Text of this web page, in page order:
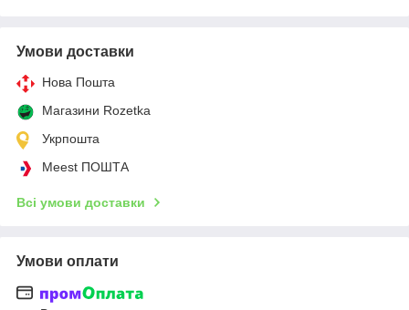
Умови доставки
Нова Пошта
Магазини Rozetka
Укрпошта
Meest ПОШТА
Всі умови доставки
Умови оплати